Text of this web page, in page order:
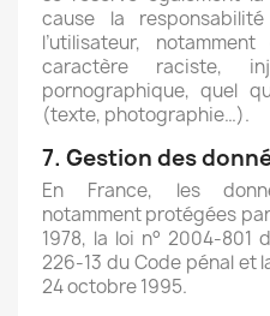
cause la
l’utilisateur,
caractère raciste,
pornographique, quel
(texte, photographie…).
7. Gestion des
En France, les
notamment protégées
1978, la loi n° 2004-801
226-13 du Code pénal et
24 octobre 1995.